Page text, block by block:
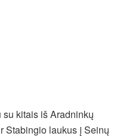
kitais iš Aradninkų
Stabingio laukus į Seinų